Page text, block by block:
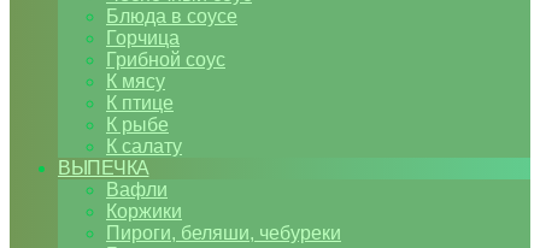
Блюда в соусе
Горчица
Грибной соус
К мясу
К птице
К рыбе
К салату
ВЫПЕЧКА
Вафли
Коржики
Пироги, беляши, чебуреки